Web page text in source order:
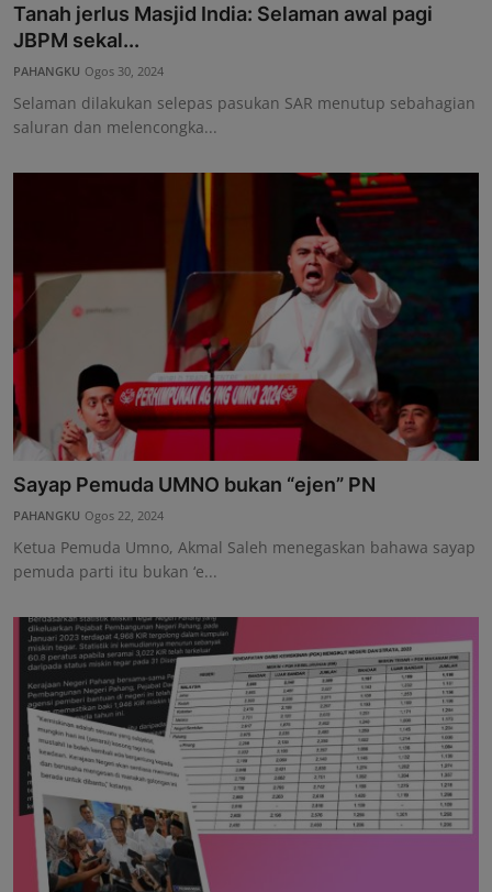
Tanah jerlus Masjid India: Selaman awal pagi
JBPM sekal...
PAHANGKU Ogos 30, 2024
Selaman dilakukan selepas pasukan SAR menutup sebahagian
saluran dan melencongka...
Sayap Pemuda UMNO bukan “ejen” PN
PAHANGKU Ogos 22, 2024
Ketua Pemuda Umno, Akmal Saleh menegaskan bahawa sayap
pemuda parti itu bukan ‘e...